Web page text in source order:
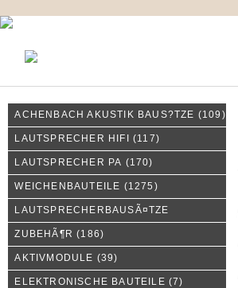
ACHENBACH AKUSTIK BAUS?TZE (109)
LAUTSPRECHER HIFI (117)
LAUTSPRECHER PA (170)
WEICHENBAUTEILE (1275)
LAUTSPRECHERBAUSÃ¤TZE
ZUBEHÃ¶R (186)
AKTIVMODULE (39)
ELEKTRONISCHE BAUTEILE (7)